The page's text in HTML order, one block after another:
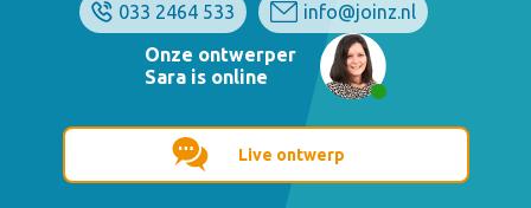
033 2464 533
info@joinz.nl
Onze ontwerper
Sara is online
Live ontwerp